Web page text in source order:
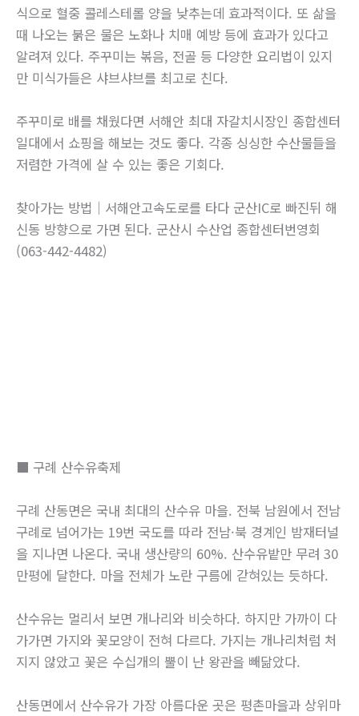
식으로 혈중 콜레스테롤 양을 낮추는데 효과적이다. 또 삶을
때 나오는 붉은 물은 노화나 치매 예방 등에 효과가 있다고
알려져 있다. 주꾸미는 볶음, 전골 등 다양한 요리법이 있지
만 미식가들은 샤브샤브를 최고로 친다.
주꾸미로 배를 채웠다면 서해안 최대 자갈치시장인 종합센터
일대에서 쇼핑을 해보는 것도 좋다. 각종 싱싱한 수산물들을
저렴한 가격에 살 수 있는 좋은 기회다.
찾아가는 방법｜서해안고속도로를 타다 군산IC로 빠진뒤 해
신동 방향으로 가면 된다. 군산시 수산업 종합센터번영회
(063-442-4482)
■ 구례 산수유축제
구례 산동면은 국내 최대의 산수유 마을. 전북 남원에서 전남
구례로 넘어가는 19번 국도를 따라 전남·북 경계인 밤재터널
을 지나면 나온다. 국내 생산량의 60%. 산수유밭만 무려 30
만평에 달한다. 마을 전체가 노란 구름에 갇혀있는 듯하다.
산수유는 멀리서 보면 개나리와 비슷하다. 하지만 가까이 다
가가면 가지와 꽃모양이 전혀 다르다. 가지는 개나리처럼 처
지지 않았고 꽃은 수십개의 뿔이 난 왕관을 빼닮았다.
산동면에서 산수유가 가장 아름다운 곳은 평촌마을과 상위마